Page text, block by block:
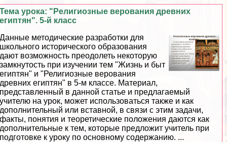
Тема урока: "Религиозные верования древних
египтян". 5-й класс
Данные методические разработки для
школьного исторического образования
дают возможность преодолеть некоторую
замкнутость при изучении тем "Жизнь и быт
египтян" и "Религиозные верования
древних египтян" в 5-м классе. Материал,
представленный в данной статье и предлагаемый
учителю на урок, может использоваться также и как
дополнительный или вставной, в связи с этим задачи,
факты, понятия и теоретические положения даются как
дополнительные к тем, которые предложит учитель при
подготовке к уроку по основному содержанию. ...